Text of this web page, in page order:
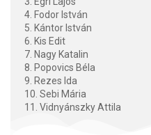
4. Fodor István
5. Kántor István
6. Kis Edit
7. Nagy Katalin
8. Popovics Béla
9. Rezes Ida
10. Sebi Mária
11. Vidnyánszky Attila